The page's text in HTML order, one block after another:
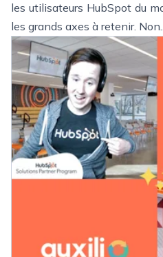
les utilisateurs HubSpot du
les grands axes à retenir.